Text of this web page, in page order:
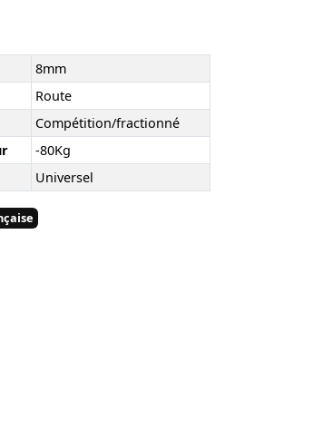
8mm
Route
Compétition/fractionné
-80Kg
Universel